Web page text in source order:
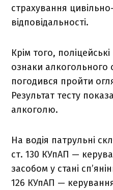
страхування
відповідальності.
Крім того,
ознаки алкогольного
погодився пройти
Результат тесту
алкоголю.
На водія патрульні
ст. 130 КУпАП —
засобом у стані
126 КУпАП —